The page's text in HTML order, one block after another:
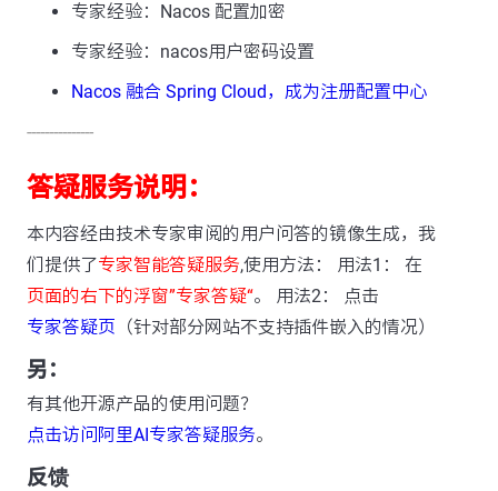
专家经验：Nacos 配置加密
专家经验：nacos用户密码设置
Nacos 融合 Spring Cloud，成为注册配置中心
---------------
答疑服务说明：
本内容经由技术专家审阅的用户问答的镜像生成，我
们提供了专家智能答疑服务,使用方法： 用法1： 在
页面的右下的浮窗”专家答疑“。 用法2： 点击
专家答疑页 （针对部分网站不支持插件嵌入的情况）
另：
有其他开源产品的使用问题？
点击访问阿里AI专家答疑服务。
反馈